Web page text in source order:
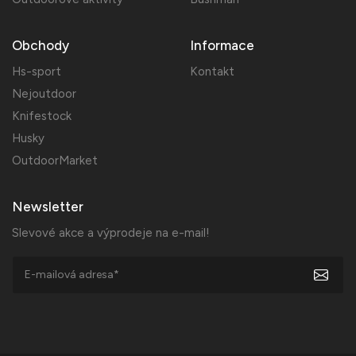
Obchody
Hs-sport
Nejoutdoor
Knifestock
Husky
OutdoorMarket
Informace
Kontakt
Newsletter
Slevové akce a výprodeje na e-mail!